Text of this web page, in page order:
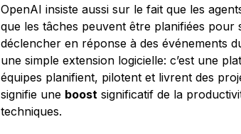
OpenAI insiste aussi sur le fait que les
que les tâches peuvent être planifiées pour
déclencher en réponse à des événements
une simple extension logicielle: c’est une
équipes planifient, pilotent et livrent des
signifie une boost significatif de la
techniques.